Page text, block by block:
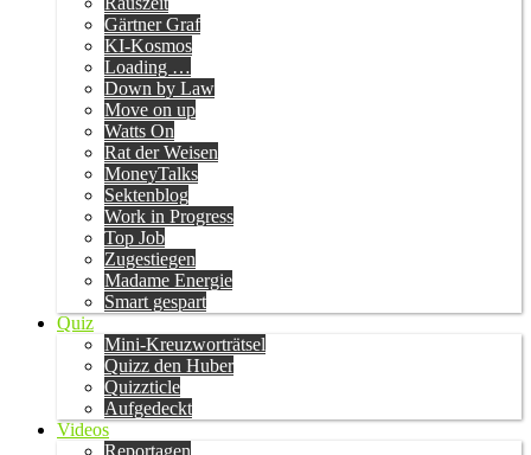
Gärtner Graf
KI-Kosmos
Loading …
Down by Law
Move on up
Watts On
Rat der Weisen
MoneyTalks
Sektenblog
Work in Progress
Top Job
Zugestiegen
Madame Energie
Smart gespart
Quiz
Mini-Kreuzworträtsel
Quizz den Huber
Quizzticle
Aufgedeckt
Videos
Reportagen